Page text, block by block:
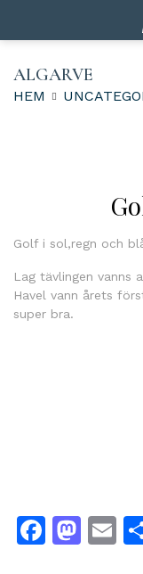
ALGARVE
HEM
Golf i sol,regn och
Lag tävlingen vanns
Havel vann årets
super bra.